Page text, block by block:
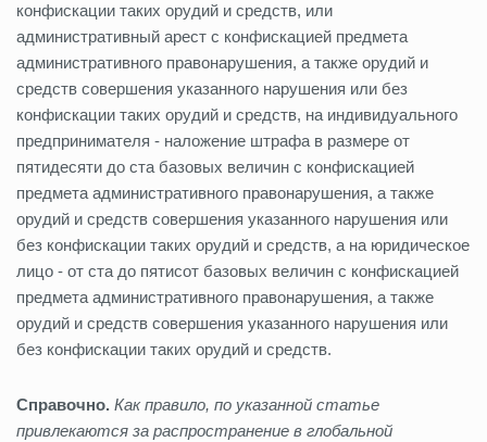
конфискации таких орудий и средств, или
административный арест с конфискацией предмета
административного правонарушения, а также орудий и
средств совершения указанного нарушения или без
конфискации таких орудий и средств, на индивидуального
предпринимателя - наложение штрафа в размере от
пятидесяти до ста базовых величин с конфискацией
предмета административного правонарушения, а также
орудий и средств совершения указанного нарушения или
без конфискации таких орудий и средств, а на юридическое
лицо - от ста до пятисот базовых величин с конфискацией
предмета административного правонарушения, а также
орудий и средств совершения указанного нарушения или
без конфискации таких орудий и средств.
Справочно. Как правило, по указанной статье
привлекаются за распространение в глобальной